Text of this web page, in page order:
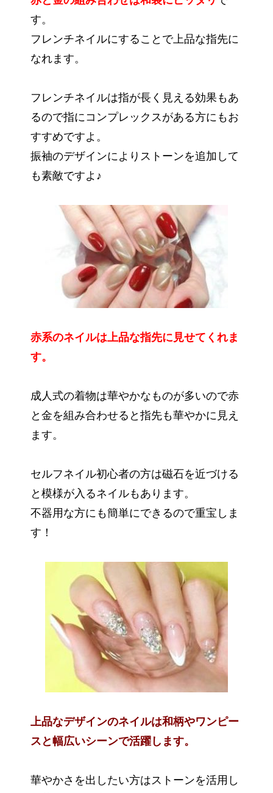
す。
フレンチネイルにすることで上品な指先に
なれます。
フレンチネイルは指が長く見える効果もあ
るので指にコンプレックスがある方にもお
すすめですよ。
振袖のデザインによりストーンを追加して
も素敵ですよ♪
赤系のネイルは上品な指先に見せてくれま
す。
成人式の着物は華やかなものが多いので赤
と金を組み合わせると指先も華やかに見え
ます。
セルフネイル初心者の方は磁石を近づける
と模様が入るネイルもあります。
不器用な方にも簡単にできるので重宝しま
す！
上品なデザインのネイルは和柄やワンピー
スと幅広いシーンで活躍します。
華やかさを出したい方はストーンを活用し